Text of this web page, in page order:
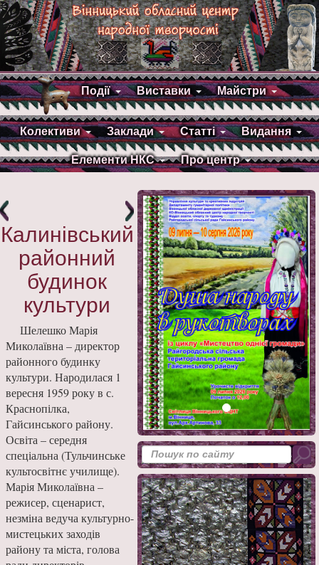
Події Виставки Майстри
Колективи Заклади Статті Видання
Елементи НКС Про центр
Калинівський
районний
будинок
культури
Шелешко Марія
Миколаївна – директор
районного будинку
культури. Народилася 1
вересня 1959 року в с.
Краснопілка,
Гайсинського району.
Освіта – середня
спеціальна (Тульчинське
культосвітнє училище).
Марія Миколаївна –
режисер, сценарист,
незміна ведуча культурно-
мистецьких заходів
району та міста, голова